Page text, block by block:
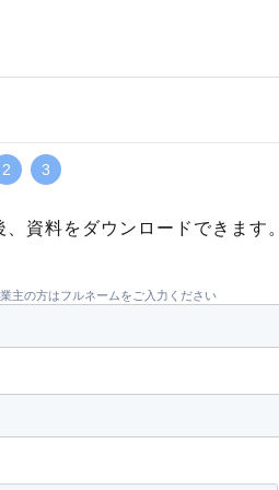
2 3
資料をダウンロードできます。
主の方はフルネームをご入力ください